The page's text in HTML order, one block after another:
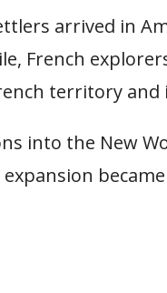
arrived in
French
territory
into the New